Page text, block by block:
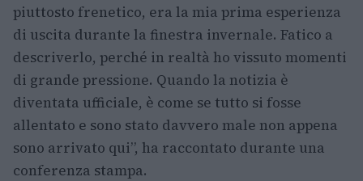
piuttosto frenetico, era la mia prima esperienza
di uscita durante la finestra invernale. Fatico a
descriverlo, perché in realtà ho vissuto momenti
di grande pressione. Quando la notizia è
diventata ufficiale, è come se tutto si fosse
allentato e sono stato davvero male non appena
sono arrivato qui”, ha raccontato durante una
conferenza stampa.